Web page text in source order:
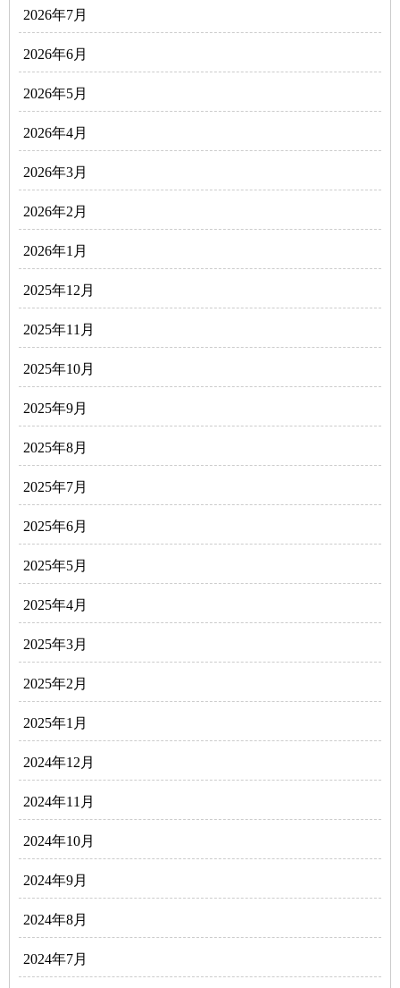
2026年7月
2026年6月
2026年5月
2026年4月
2026年3月
2026年2月
2026年1月
2025年12月
2025年11月
2025年10月
2025年9月
2025年8月
2025年7月
2025年6月
2025年5月
2025年4月
2025年3月
2025年2月
2025年1月
2024年12月
2024年11月
2024年10月
2024年9月
2024年8月
2024年7月